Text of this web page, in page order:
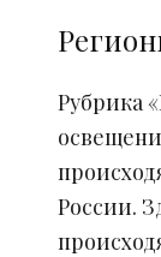
Рубрика
России.